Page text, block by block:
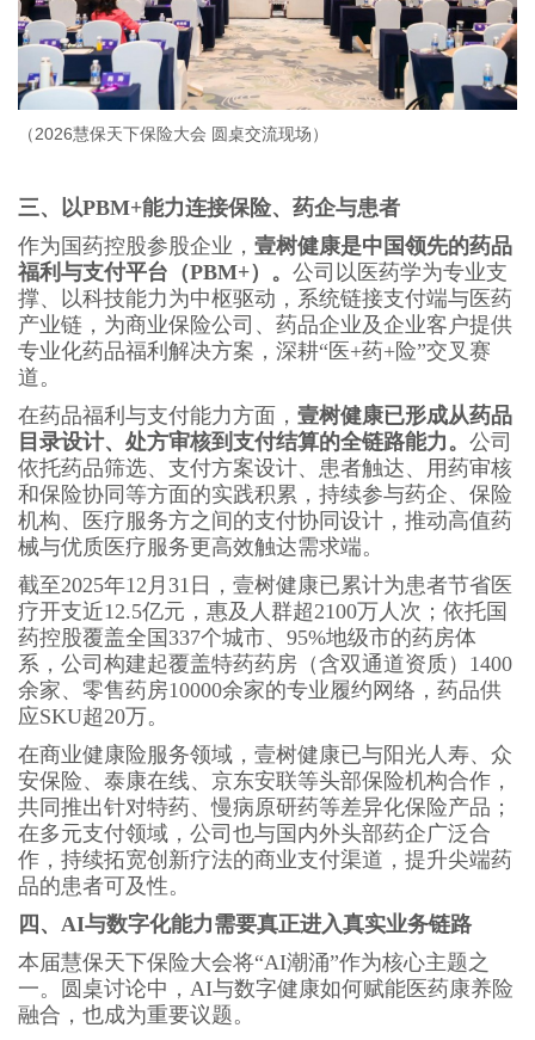
（2026慧保天下保险大会 圆桌交流现场）
三、以PBM+能力连接保险、药企与患者
作为国药控股参股企业， 壹树健康是中国领先的药品
福利与支付平台（PBM+）。 公司以医药学为专业支
撑、以科技能力为中枢驱动，系统链接支付端与医药
产业链，为商业保险公司、药品企业及企业客户提供
专业化药品福利解决方案，深耕“医+药+险”交叉赛
道。
在药品福利与支付能力方面， 壹树健康已形成从药品
目录设计、处方审核到支付结算的全链路能力。 公司
依托药品筛选、支付方案设计、患者触达、用药审核
和保险协同等方面的实践积累，持续参与药企、保险
机构、医疗服务方之间的支付协同设计，推动高值药
械与优质医疗服务更高效触达需求端。
截至2025年12月31日，壹树健康已累计为患者节省医
疗开支近12.5亿元，惠及人群超2100万人次；依托国
药控股覆盖全国337个城市、95%地级市的药房体
系，公司构建起覆盖特药药房（含双通道资质）1400
余家、零售药房10000余家的专业履约网络，药品供
应SKU超20万。
在商业健康险服务领域，壹树健康已与阳光人寿、众
安保险、泰康在线、京东安联等头部保险机构合作，
共同推出针对特药、慢病原研药等差异化保险产品；
在多元支付领域，公司也与国内外头部药企广泛合
作，持续拓宽创新疗法的商业支付渠道，提升尖端药
品的患者可及性。
四、AI与数字化能力需要真正进入真实业务链路
本届慧保天下保险大会将“AI潮涌”作为核心主题之
一。圆桌讨论中，AI与数字健康如何赋能医药康养险
融合，也成为重要议题。